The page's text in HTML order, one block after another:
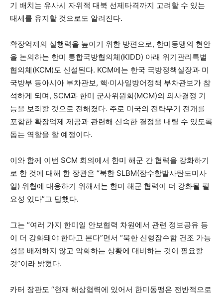
기 배치는 유사시 자위적 대북 선제타격까지 고려할 수 있는
태세를 유지할 것으로도 알려진다.
확장억제의 실행력을 높이기 위한 방편으로, 한미동맹의 현안
을 논의하는 한미 통합국방협의체(KIDD) 아래 위기관리특별
협의체(KCM)도 신설된다. KCM에는 한국 국방정책실장과 미
국방부 동아시아 부차관보, 핵·미사일방어정책 부차관보가 참
석하게 되며, SCM과 한미 군사위원회(MCM)의 의사결정 기
능을 보좌할 것으로 전해졌다. 주로 미국의 전략무기 전개를
포함한 확장억제 제공과 관련해 신속한 결정을 내릴 수 있도록
돕는 역할을 할 예정이다.
이와 함께 이번 SCM 회의에서 한미 해군 간 협력을 강화하기
로 한 것에 대해 한 장관은 “북한 SLBM(잠수함발사탄도미사
일) 위협에 대응하기 위해서는 한미 해군 협력이 더 강화될 필
요성 있다”고 답했다.
그는 “여러 가지 한미일 안보협력 차원에서 관련 정보공유 등
이 더 강화돼야 한다고 본다”면서 “북한 신형잠수함 건조 가능
성을 배제하지 않고 악화하는 상황에 대비하는 것이 필요할
것”이라 밝혔다.
카터 장관도 “현재 해상협력에 있어서 한미동맹은 전반적으로